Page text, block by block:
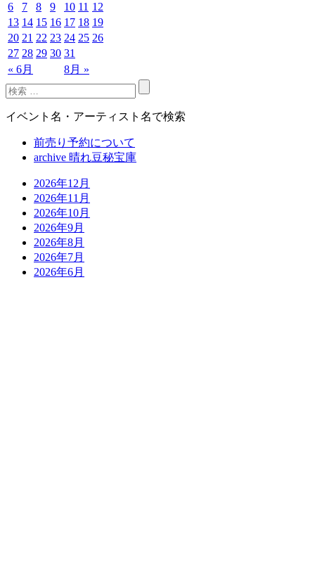
« 6月 8月 »
6
7 8 9 10 11 12
13 14 15 16 17 18 19
20 21 22 23 24 25 26
27 28 29 30 31
イベント名・アーティスト名で検索
前売り予約について
archive 晴れ豆秘宝庫
2026年12月
2026年11月
2026年10月
2026年9月
2026年8月
2026年7月
2026年6月